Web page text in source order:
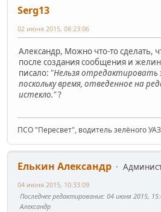
Serg13
02 июня 2015, 08:23:06
Александр, Можно что-то сделать,
после создания сообщения и
писало: "Нельзя отредактировать
поскольку время, отведенное на
истекло."?
ПСО "Пересвет", водитель зелёного
Елькин Александр
04 июня 2015, 10:33:09
Последнее редактирование: 04 июня 2015,
Александр